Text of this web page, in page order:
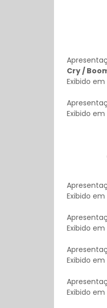
Cry /
Exibido
Exibido
Exibido
Exibido
Exibido
Exibido em